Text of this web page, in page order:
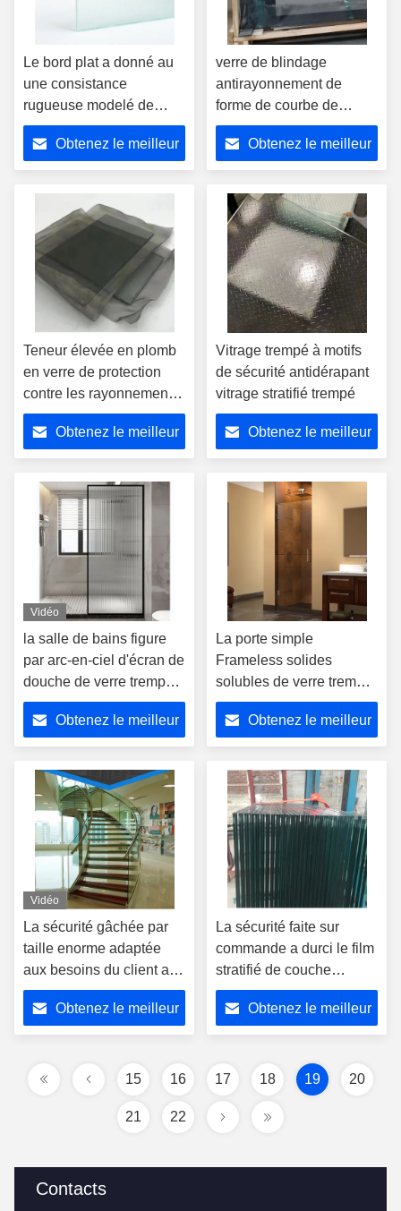
Contacts
Le bord plat a donné au
une consistance
rugueuse modelé de
verre trempé pour la
séparation décorative
d'hôtel
Obtenez le meilleur
verre de blindage
antirayonnement de
forme de courbe de
900mm et verre trempé
résistant aux radiations
Obtenez le meilleur
Teneur élevée en plomb
en verre de protection
contre les rayonnements
à transmission lumineuse
élevée SGCC
Obtenez le meilleur
Vitrage trempé à motifs
de sécurité antidérapant
vitrage stratifié trempé
Obtenez le meilleur
Vidéo
la salle de bains figure
par arc-en-ciel d'écran de
douche de verre trempé
de 8-10mm divise des
Divisions de
compartiments
Obtenez le meilleur
La porte simple
Frameless solides
solubles de verre trempé
articulent les portes en
verre de douche
d'espace libre
d'oscillation
Obtenez le meilleur
Vidéo
La sécurité gâchée par
taille enorme adaptée
aux besoins du client a
courbé le verre pour le
mur de fenêtre de
bâtiments
Obtenez le meilleur
La sécurité faite sur
commande a durci le film
stratifié de couche
intermédiaire du verre
trempé PVB a poli le
bord
Obtenez le meilleur
15 16 17 18 19 20
21 22